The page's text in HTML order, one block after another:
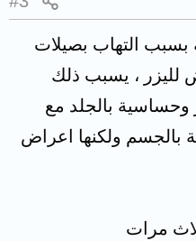
بسبب التهاب بصيلات
لليزر ، يسبب ذلك
وحساسية بالجلد مع
بالجسم ولكنها اعراض